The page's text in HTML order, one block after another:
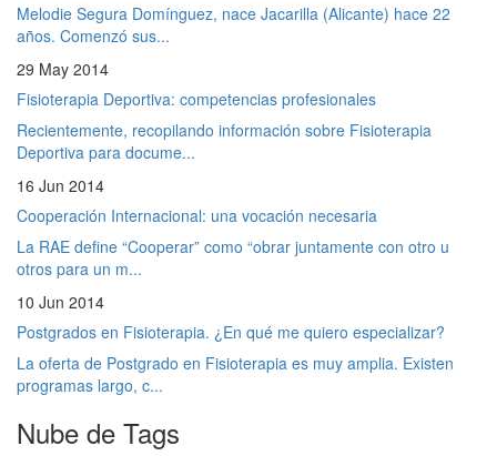
Melodie Segura Domínguez, nace Jacarilla (Alicante) hace 22
años. Comenzó sus...
29 May 2014
Fisioterapia Deportiva: competencias profesionales
Recientemente, recopilando información sobre Fisioterapia
Deportiva para docume...
16 Jun 2014
Cooperación Internacional: una vocación necesaria
La RAE define “Cooperar” como “obrar juntamente con otro u
otros para un m...
10 Jun 2014
Postgrados en Fisioterapia. ¿En qué me quiero especializar?
La oferta de Postgrado en Fisioterapia es muy amplia. Existen
programas largo, c...
Nube de Tags